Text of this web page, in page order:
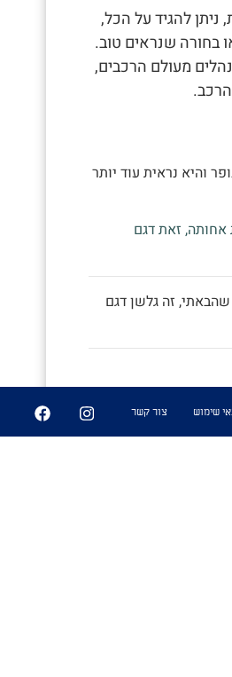
ניתן להגיד על הכל,
בחורה שנראים טוב.
מעולם הרכבים,
והיא נראית עוד יותר
זאת דגם
זה גלשן דגם
שימוש צור קשר